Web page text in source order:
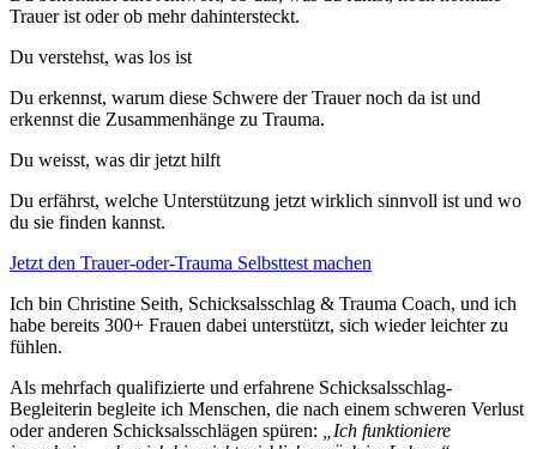
Trauer ist oder ob mehr dahintersteckt.
Du verstehst, was los ist
Du erkennst, warum diese Schwere der Trauer noch da ist und
erkennst die Zusammenhänge zu Trauma.
Du weisst, was dir jetzt hilft
Du erfährst, welche Unterstützung jetzt wirklich sinnvoll ist und wo
du sie finden kannst.
Jetzt den Trauer-oder-Trauma Selbsttest machen
Ich bin Christine Seith, Schicksalsschlag & Trauma Coach, und ich
habe bereits 300+ Frauen dabei unterstützt, sich wieder leichter zu
fühlen.
Als mehrfach qualifizierte und erfahrene Schicksalsschlag-
Begleiterin begleite ich Menschen, die nach einem schweren Verlust
oder anderen Schicksalsschlägen spüren:
„Ich funktioniere